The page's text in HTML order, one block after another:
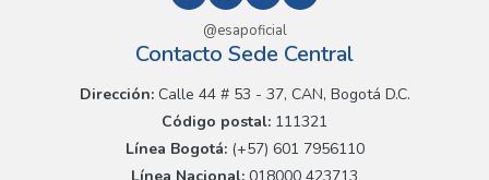
@esapoficial
Contacto Sede Central
Dirección:Calle 44 # 53 - 37, CAN, Bogotá D.C.
Código postal: 111321
Línea Bogotá:(+57) 601 7956110